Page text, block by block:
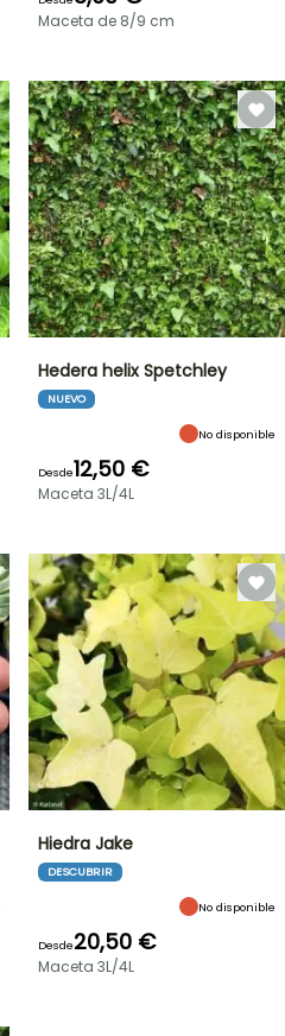
Maceta de 8/9 cm
Hedera helix Spetchley
NUEVO
No disponible
Desde12,50 €
Maceta 3L/4L
Hiedra Jake
DESCUBRIR
No disponible
Desde20,50 €
Maceta 3L/4L